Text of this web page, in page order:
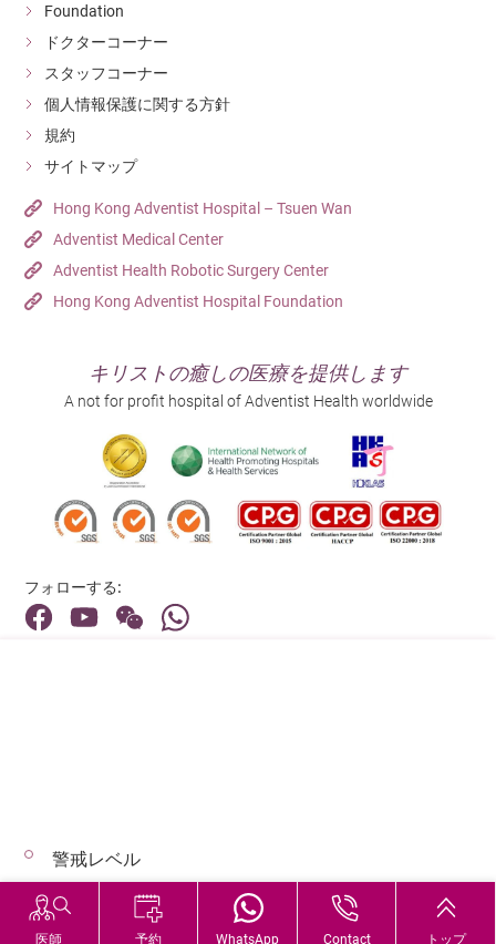
医師 予約 WhatsApp Contact トップ
Foundation
ドクターコーナー
スタッフコーナー
個人情報保護に関する方針
規約
サイトマップ
Hong Kong Adventist Hospital – Tsuen Wan
Adventist Medical Center
Adventist Health Robotic Surgery Center
Hong Kong Adventist Hospital Foundation
キリストの癒しの医療を提供します
A not for profit hospital of Adventist Health worldwide
フォローする:
© 2026 著作権©アドベンティストヘルス 無断転載を禁じます。
警戒レベル
Hospital Services During Bad Weather